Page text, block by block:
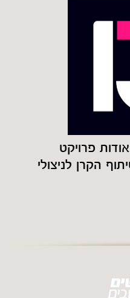
פרויקט
הקרן לניצולי